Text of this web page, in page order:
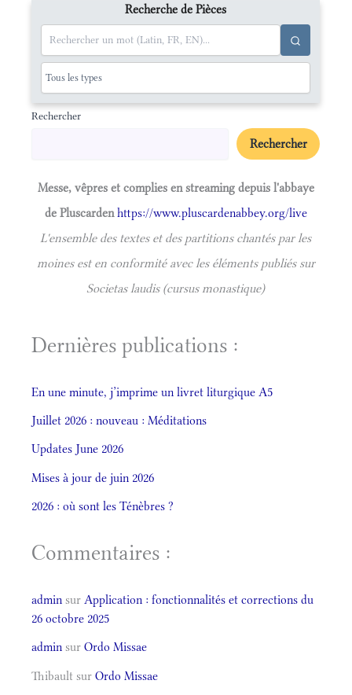
Recherche de Pièces
Rechercher
Rechercher
Messe, vêpres et complies en streaming depuis l'abbaye
de Pluscardenhttps://www.pluscardenabbey.org/live
L'ensemble des textes et des partitions chantés par les
moines est en conformité avec les éléments publiés sur
Societas laudis (cursus monastique)
Dernières publications :
En une minute, j’imprime un livret liturgique A5
Juillet 2026 : nouveau : Méditations
Updates June 2026
Mises à jour de juin 2026
2026 : où sont les Ténèbres ?
Commentaires :
admin sur Application : fonctionnalités et corrections du
26 octobre 2025
admin sur Ordo Missae
Thibault sur Ordo Missae